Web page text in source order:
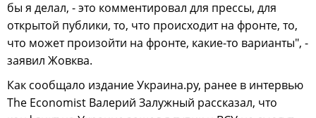
бы я делал, - это комментировал для прессы, для
открытой публики, то, что происходит на фронте, то,
что может произойти на фронте, какие-то варианты", -
заявил Жовква.
Как сообщало издание Украина.ру, ранее в интервью
The Economist Валерий Залужный рассказал, что